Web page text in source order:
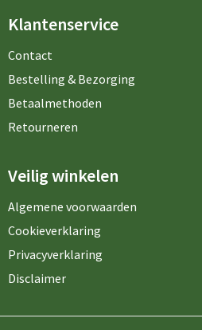
Klantenservice
Contact
Bestelling & Bezorging
Betaalmethoden
Retourneren
Veilig winkelen
Algemene voorwaarden
Cookieverklaring
Privacyverklaring
Disclaimer